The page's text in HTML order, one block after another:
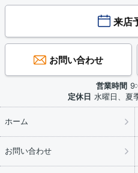
来店
お問い合わせ
営業時間
定休日 水曜日、夏
ホーム
お問い合わせ